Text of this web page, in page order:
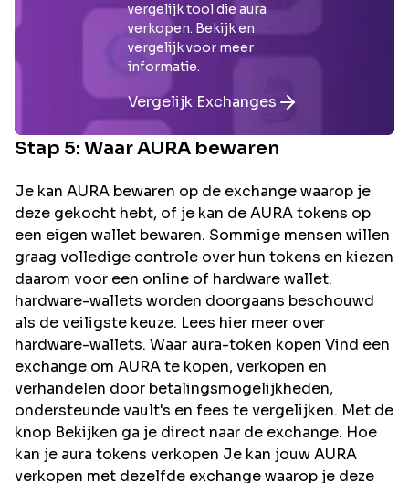
vergelijk tool die aura
verkopen. Bekijk en
vergelijk voor meer
informatie.
Vergelijk Exchanges
Stap 5: WaarAURA bewaren
Je kan AURA bewaren op de exchange waarop je
deze gekocht hebt, of je kan de AURA tokens op
een eigen wallet bewaren. Sommige mensen willen
graag volledige controle over hun tokens en kiezen
daarom voor een online of hardware wallet.
hardware-wallets worden doorgaans beschouwd
als de veiligste keuze. Lees hier meer over
hardware-wallets. Waar aura-token kopen Vind een
exchange om AURA te kopen, verkopen en
verhandelen door betalingsmogelijkheden,
ondersteunde vault's en fees te vergelijken. Met de
knop Bekijken ga je direct naar de exchange. Hoe
kan je aura tokens verkopen Je kan jouw AURA
verkopen met dezelfde exchange waarop je deze